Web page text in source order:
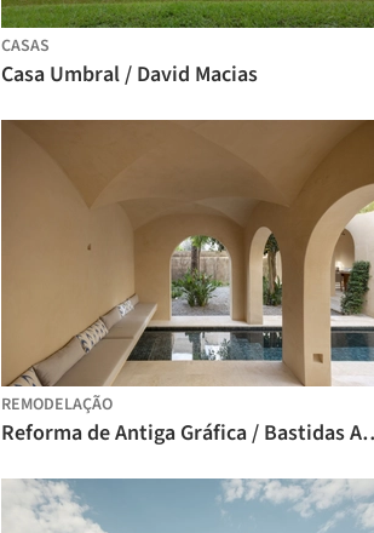
CASAS
Casa Umbral / David Macias
REMODELAÇÃO
Reforma de